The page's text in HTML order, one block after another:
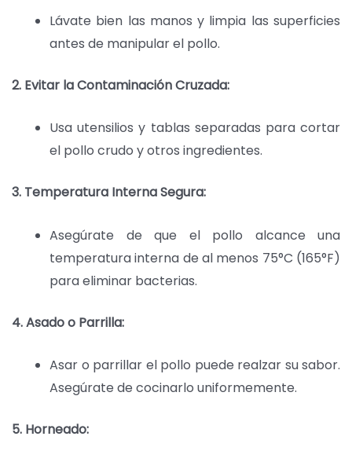
Lávate bien las manos y limpia las superficies
antes de manipular el pollo.
2. Evitar la Contaminación Cruzada:
Usa utensilios y tablas separadas para cortar
el pollo crudo y otros ingredientes.
3. Temperatura Interna Segura:
Asegúrate de que el pollo alcance una
temperatura interna de al menos 75°C (165°F)
para eliminar bacterias.
4. Asado o Parrilla:
Asar o parrillar el pollo puede realzar su sabor.
Asegúrate de cocinarlo uniformemente.
5. Horneado: